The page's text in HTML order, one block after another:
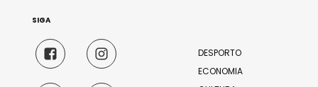
DESPORTO
ECONOMIA
SIGA